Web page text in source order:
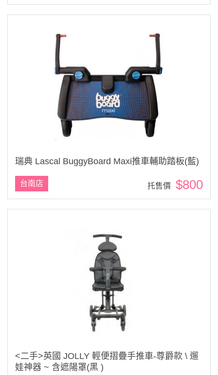
瑞典 Lascal BuggyBoard Maxi推車輔助踏板(藍)
$800
托售價
台南店
<二手>英國 JOLLY 輕便摺疊手推車-尊爵款 \ 遛
娃神器 ~ 含遮陽罩(黑 )